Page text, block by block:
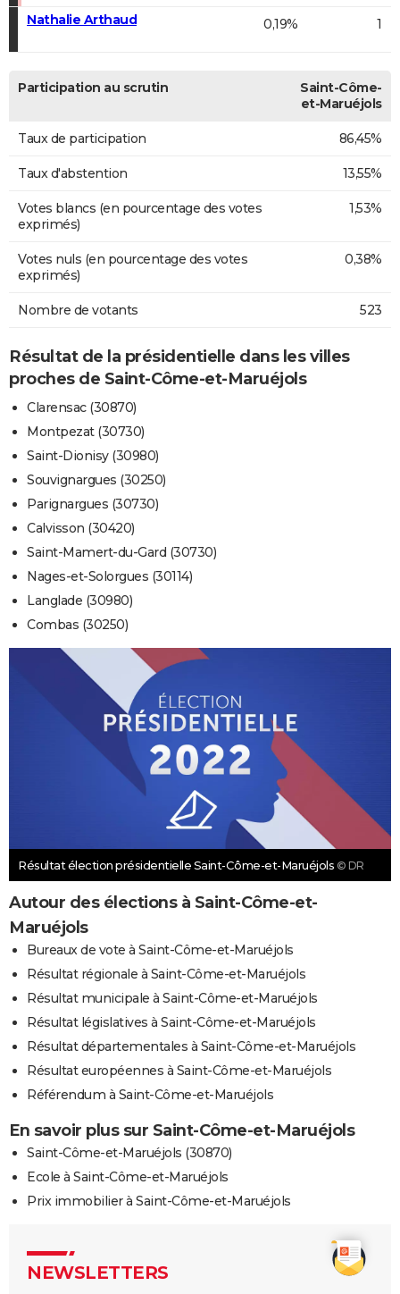
Nathalie Arthaud 0,19% 1
Participation au scrutin
Saint-Côme-
et-Maruéjols
Taux de participation 86,45%
Taux d'abstention 13,55%
Votes blancs (en pourcentage des votes
exprimés)
1,53%
Votes nuls (en pourcentage des votes
exprimés)
0,38%
Nombre de votants 523
Résultat de la présidentielle dans les villes
proches de Saint-Côme-et-Maruéjols
Clarensac (30870)
Montpezat (30730)
Saint-Dionisy (30980)
Souvignargues (30250)
Parignargues (30730)
Calvisson (30420)
Saint-Mamert-du-Gard (30730)
Nages-et-Solorgues (30114)
Langlade (30980)
Combas (30250)
Résultat élection présidentielle Saint-Côme-et-Maruéjols © DR
Autour des élections à Saint-Côme-et-
Maruéjols
Bureaux de vote à Saint-Côme-et-Maruéjols
Résultat régionale à Saint-Côme-et-Maruéjols
Résultat municipale à Saint-Côme-et-Maruéjols
Résultat législatives à Saint-Côme-et-Maruéjols
Résultat départementales à Saint-Côme-et-Maruéjols
Résultat européennes à Saint-Côme-et-Maruéjols
Référendum à Saint-Côme-et-Maruéjols
En savoir plus sur Saint-Côme-et-Maruéjols
Saint-Côme-et-Maruéjols (30870)
Ecole à Saint-Côme-et-Maruéjols
Prix immobilier à Saint-Côme-et-Maruéjols
NEWSLETTERS